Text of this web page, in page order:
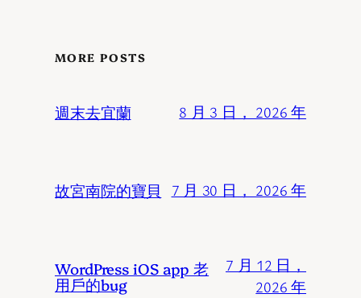
MORE POSTS
週末去宜蘭 8 月 3 日， 2026 年
故宮南院的寶貝 7 月 30 日， 2026 年
WordPress iOS app 老
用戶的bug
7 月 12 日，
2026 年